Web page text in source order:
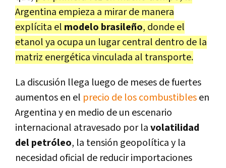
Argentina empieza a mirar de manera
explícita el modelo brasileño, donde el
etanol ya ocupa un lugar central dentro de la
matriz energética vinculada al transporte.
La discusión llega luego de meses defuertes
aumentos en el precio de los combustiblesen
Argentina y en medio de un escenario
internacional atravesado por lavolatilidad
del petróleo, la tensión geopolítica y la
necesidad oficial de reducir importaciones